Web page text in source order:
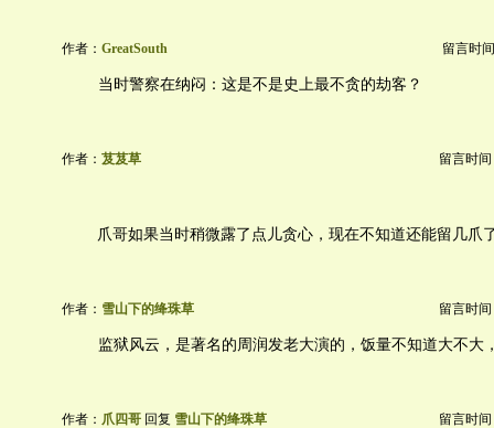
作者： GreatSouth 留言时
当时警察在纳闷：这是不是史上最不贪的劫客？
作者： 芨芨草 留言时间
爪哥如果当时稍微露了点儿贪心，现在不知道还能留几爪
作者： 雪山下的绛珠草 留言时间
监狱风云，是著名的周润发老大演的，饭量不知道大不大
作者： 爪四哥 回复 雪山下的绛珠草 留言时间